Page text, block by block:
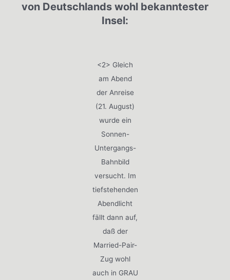
von Deutschlands wohl bekanntester
Insel:
<2> Gleich
am Abend
der Anreise
(21. August)
wurde ein
Sonnen-
Untergangs-
Bahnbild
versucht. Im
tiefstehenden
Abendlicht
fällt dann auf,
daß der
Married-Pair-
Zug wohl
auch in GRAU